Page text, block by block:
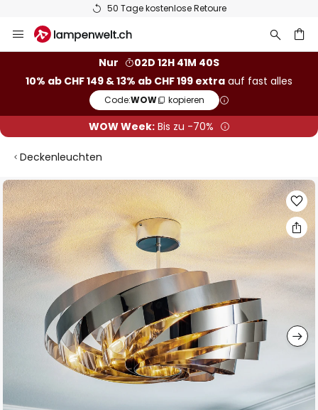
50 Tage kostenlose Retoure
Inhalt
Nur
02D 12H 41M 39S
10% ab CHF 149 & 13% ab CHF 199 extra auf fast alles
Code:WOW kopieren
WOW Week:Bis zu -70%
Deckenleuchten
Zum
Ende
der
Bildgalerie
springen